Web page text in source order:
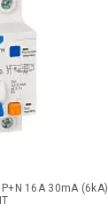
16А 30mA (6kA)